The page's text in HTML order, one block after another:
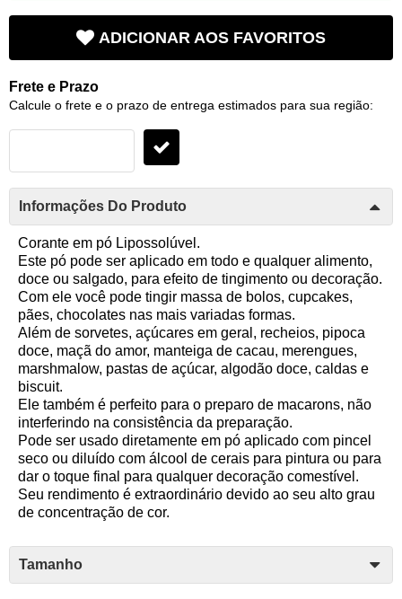
ADICIONAR AOS FAVORITOS
Frete e Prazo
Calcule o frete e o prazo de entrega estimados para sua região:
Informações Do Produto
Corante em pó Lipossolúvel.
Este pó pode ser aplicado em todo e qualquer alimento,
doce ou salgado, para efeito de tingimento ou decoração.
Com ele você pode tingir massa de bolos, cupcakes,
pães, chocolates nas mais variadas formas.
Além de sorvetes, açúcares em geral, recheios, pipoca
doce, maçã do amor, manteiga de cacau, merengues,
marshmalow, pastas de açúcar, algodão doce, caldas e
biscuit.
Ele também é perfeito para o preparo de macarons, não
interferindo na consistência da preparação.
Pode ser usado diretamente em pó aplicado com pincel
seco ou diluído com álcool de cerais para pintura ou para
dar o toque final para qualquer decoração comestível.
Seu rendimento é extraordinário devido ao seu alto grau
de concentração de cor.
Tamanho